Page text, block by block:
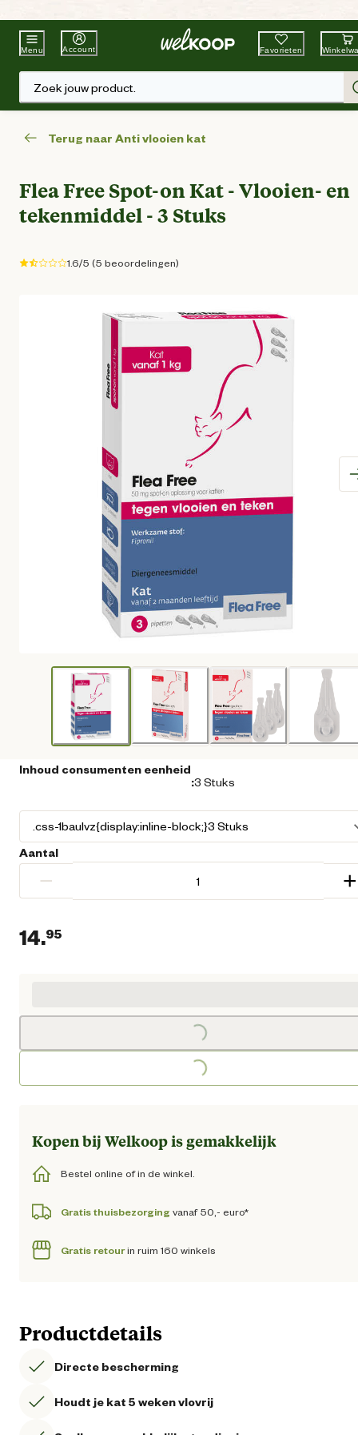
Beste WinkelketenTuin & Dier
Menu Account Favorieten
Zoek jouw product.
Terug naar Anti vlooien kat
Flea Free Spot-on Kat - Vlooien- en
tekenmiddel - 3 Stuks
1.6/5 (5 beoordelingen)
Inhoud consumenten eenheid
:3 Stuks
Aantal
− +
14.95
Loading...
Loading...
Kopen bij Welkoop is gemakkelijk
Bestel online of in de winkel.
Gratis thuisbezorging vanaf 50,- euro*
Gratis retourin ruim 160 winkels
Productdetails
Directe bescherming
Houdt je kat 5 weken vlovrij